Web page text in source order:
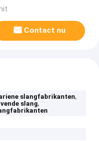
Contact nu
slangfabrikanten,
slang,